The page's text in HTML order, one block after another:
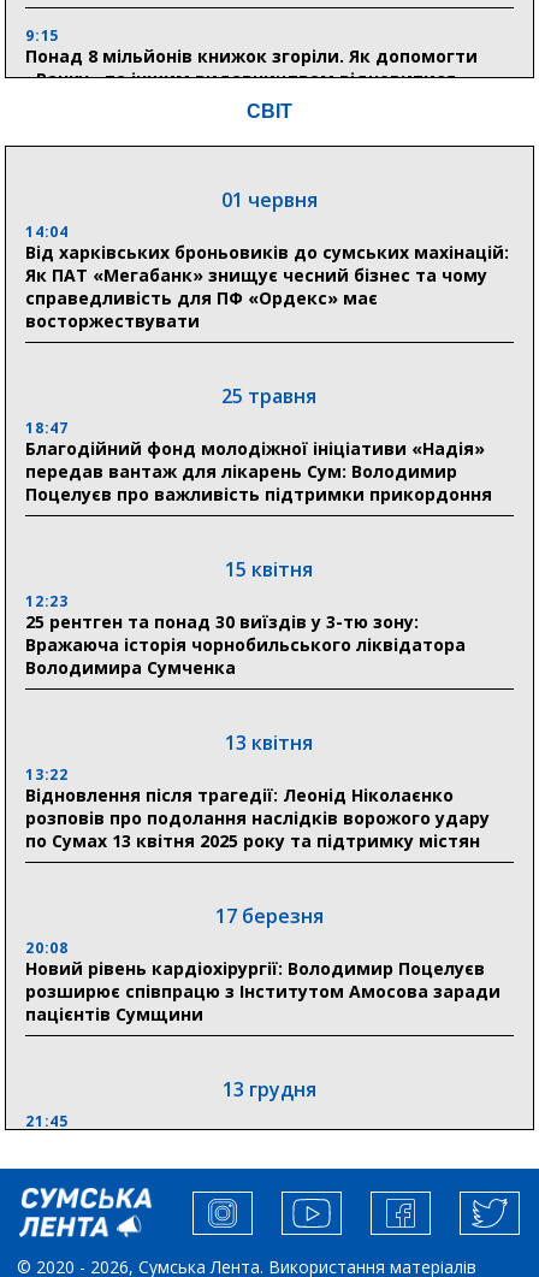
9:15
Понад 8 мільйонів книжок згоріли. Як допомогти
«Ранку» та іншим видавництвам відновитися
04 серпня
Пенсійний фонд Сумщини спрямував 0,2 млрд грн
на пенсії, страхові виплати та підтримку
прифронтових громад
прифронтової Сумщини: перша група оздоровилася
в Австрії
18:30
Ніколаєнко: у Сумах погодили 115 компенсацій на
відновлення житла майже на 6,6 млн грн
21:01
До 19 400 гривень на паливо: Пенсійний фонд
Сумщини пояснив, як отримати допомогу на зиму
«Укрексімбанк» припиняє виплату пенсій: у
людям
11:00
Артем Кобзар вручив родинам 20 полеглих Героїв
19:38
Сумська клінічна лікарня Святого Пантелеймона
здобула головну відзнаку в медичній сфері України
СВІТ
01 червня
14:04
Від харківських броньовиків до сумських махінацій:
Як ПАТ «Мегабанк» знищує чесний бізнес та чому
справедливість для ПФ «Ордекс» має
восторжествувати
25 травня
18:47
Благодійний фонд молодіжної ініціативи «Надія»
передав вантаж для лікарень Сум: Володимир
Поцелуєв про важливість підтримки прикордоння
15 квітня
12:23
25 рентген та понад 30 виїздів у 3-тю зону:
Вражаюча історія чорнобильського ліквідатора
Володимира Сумченка
13 квітня
13:22
Відновлення після трагедії: Леонід Ніколаєнко
розповів про подолання наслідків ворожого удару
по Сумах 13 квітня 2025 року та підтримку містян
17 березня
20:08
Новий рівень кардіохірургії: Володимир Поцелуєв
розширює співпрацю з Інститутом Амосова заради
пацієнтів Сумщини
13 грудня
21:45
збільшити завантаження стратегічних українських
виробників”, – нардеп Максим Гузенко
04 листопада
© 2020 - 2026, Сумська Лента. Використання матеріалів